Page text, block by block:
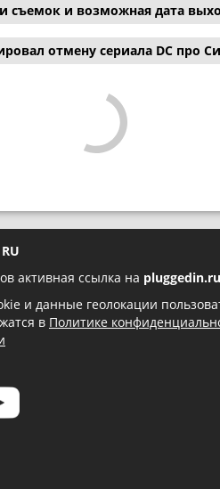
съемок и возможная дата
отмену сериала DC про
активная ссылка на pluggedin.ru
и данные геолокации
в Политике